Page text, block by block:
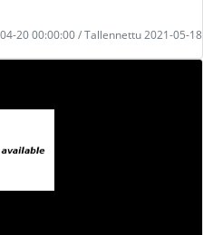
20 00:00:00 / Tallennettu 2021-05-18